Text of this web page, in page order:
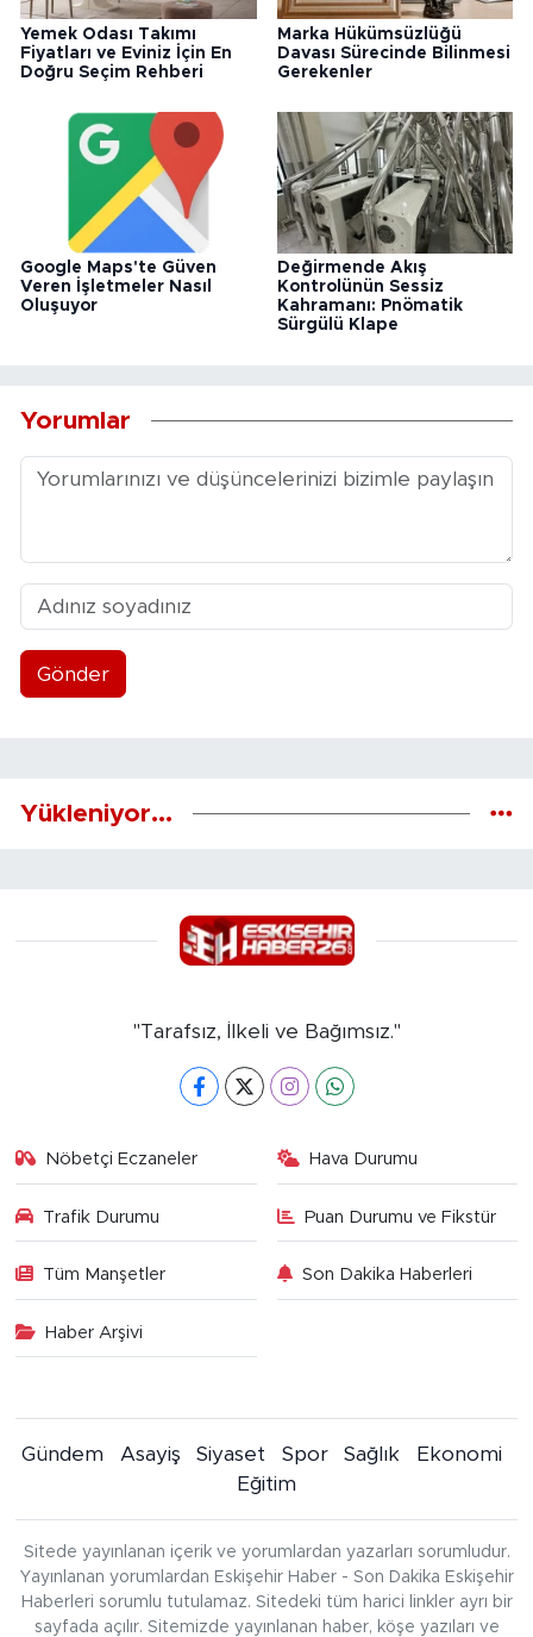
Yemek Odası Takımı
Fiyatları ve Eviniz İçin En
Doğru Seçim Rehberi
Marka Hükümsüzlüğü
Davası Sürecinde Bilinmesi
Gerekenler
Google Maps'te Güven
Veren İşletmeler Nasıl
Oluşuyor
Değirmende Akış
Kontrolünün Sessiz
Kahramanı: Pnömatik
Sürgülü Klape
Yorumlar
Gönder
Yükleniyor...
"Tarafsız, İlkeli ve Bağımsız."
Nöbetçi Eczaneler Hava Durumu
Trafik Durumu Puan Durumu ve Fikstür
Tüm Manşetler Son Dakika Haberleri
Haber Arşivi
Gündem Asayiş Siyaset Spor Sağlık
Ekonomi
Eğitim
Sitede yayınlanan içerik ve yorumlardan yazarları sorumludur.
Yayınlanan yorumlardan Eskişehir Haber - Son Dakika Eskişehir
Haberleri sorumlu tutulamaz. Sitedeki tüm harici linkler ayrı bir
sayfada açılır. Sitemizde yayınlanan haber, köşe yazıları ve